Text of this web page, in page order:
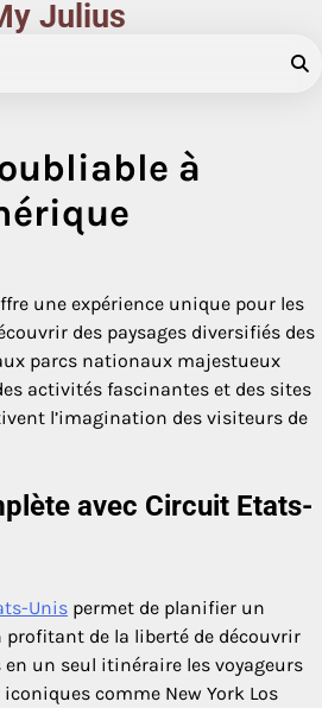
Julius
à
une expérience unique pour les
des paysages diversifiés des
parcs nationaux majestueux
activités fascinantes et des sites
l’imagination des visiteurs de
avec Circuit Etats-
Unis permet de planifier un
de la liberté de découvrir
un seul itinéraire les voyageurs
comme New York Los